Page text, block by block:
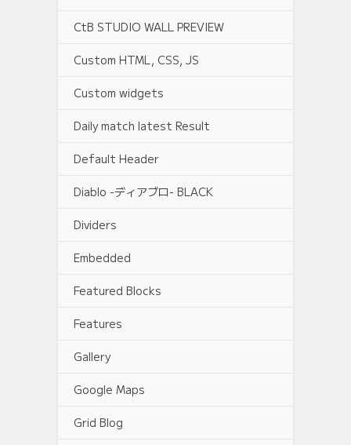
CtB STUDIO WALL PREVIEW
Custom HTML, CSS, JS
Custom widgets
Daily match latest Result
Default Header
Diablo -ディアブロ- BLACK
Dividers
Embedded
Featured Blocks
Features
Gallery
Google Maps
Grid Blog